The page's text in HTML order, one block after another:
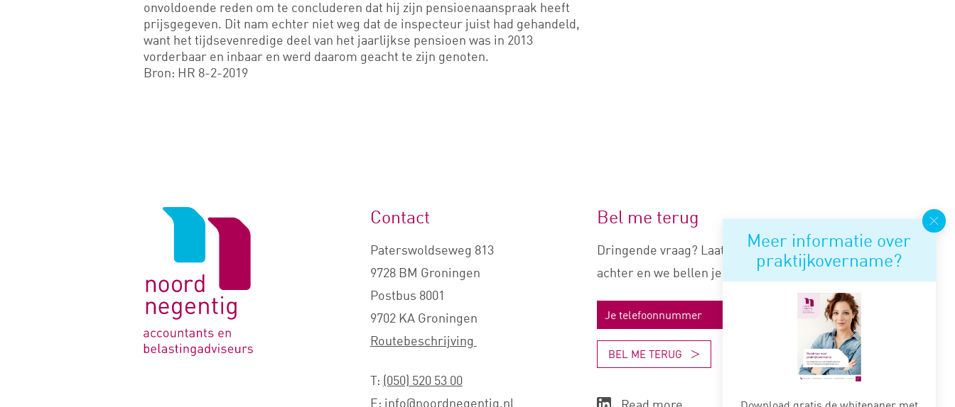
onvoldoende reden om te concluderen dat hij zijn pensioenaanspraak heeft
prijsgegeven. Dit nam echter niet weg dat de inspecteur juist had gehandeld,
want het tijdsevenredige deel van het jaarlijkse pensioen was in 2013
vorderbaar en inbaar en werd daarom geacht te zijn genoten.
Bron: HR 8-2-2019
Meer informatie over
praktijkovername?
Logo
Contact
Paterswoldseweg 813
9728 BM Groningen
Postbus 8001
9702 KA Groningen
Routebeschrijving
T: (050) 520 53 00
E: info@noordnegentig.nl
Bel me terug
Dringende vraag? Laat je nummer
achter en we bellen je snel terug.
BEL ME TERUG